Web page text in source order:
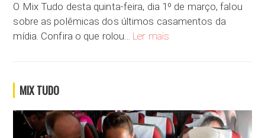
O Mix Tudo desta quinta-feira, dia 1º de março, falou
sobre as polêmicas dos últimos casamentos da
mídia. Confira o que rolou… Ler mais
MIX TUDO